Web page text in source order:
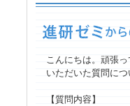
こんにちは。頑張っ
いただいた質問につ
【質問内容】